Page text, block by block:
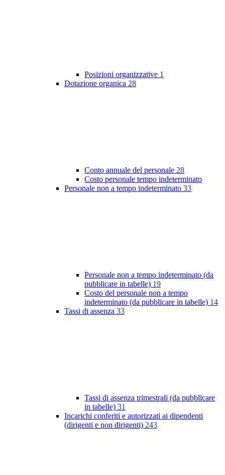
Posizioni organizzative 1
Dotazione organica 28
Conto annuale del personale 28
Costo personale tempo indeterminato
Personale non a tempo indeterminato 33
Personale non a tempo indeterminato (da
pubblicare in tabelle) 19
Costo del personale non a tempo
indeterminato (da pubblicare in tabelle) 14
Tassi di assenza 33
Tassi di assenza trimestrali (da pubblicare
in tabelle) 31
Incarichi conferiti e autorizzati ai dipendenti
(dirigenti e non dirigenti) 243